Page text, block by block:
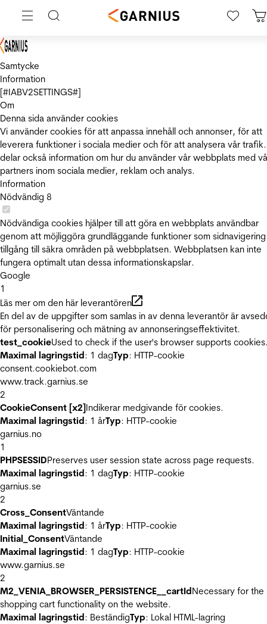
Samtycke
Information
[#IABV2SETTINGS#]
Om
Denna sida använder cookies
Vi använder cookies för att anpassa innehåll och annonser, för att
leverera funktioner i sociala medier och för att analysera vår
delar också information om hur du använder vår webbplats med
partners inom sociala medier, reklam och analys.
Information
Nödvändig 8
Nödvändiga cookies hjälper till att göra en webbplats användbar
genom att möjliggöra grundläggande funktioner som
tillgång till säkra områden på webbplatsen. Webbplatsen kan inte
fungera optimalt utan dessa informationskapslar.
Google
1
Läs mer om den här leverantören
En del av de uppgifter som samlas in av denna leverantör är
för personalisering och mätning av annonseringseffektivitet.
test_cookieUsed to check if the user's browser supports
Maximal lagringstid: 1 dagTyp: HTTP-cookie
consent.cookiebot.com
www.track.garnius.se
2
CookieConsent [x2]Indikerar medgivande för cookies.
Maximal lagringstid: 1 årTyp: HTTP-cookie
garnius.no
1
PHPSESSIDPreserves user session state across page requests.
Maximal lagringstid: 1 dagTyp: HTTP-cookie
garnius.se
2
Cross_ConsentVäntande
Maximal lagringstid: 1 årTyp: HTTP-cookie
Initial_ConsentVäntande
Maximal lagringstid: 1 dagTyp: HTTP-cookie
www.garnius.se
2
M2_VENIA_BROWSER_PERSISTENCE__cartIdNecessary for the
shopping cart functionality on the website.
Maximal lagringstid: BeständigTyp: Lokal HTML-lagring